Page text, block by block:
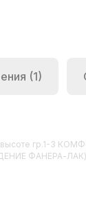
(1)
высоте гр.1-3
ФАНЕРА-ЛАК),